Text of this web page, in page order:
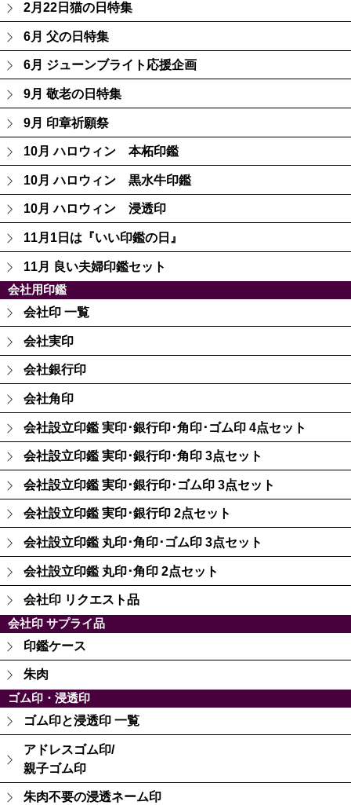
2月22日猫の日特集
6月 父の日特集
6月 ジューンブライト応援企画
9月 敬老の日特集
9月 印章祈願祭
10月 ハロウィン 本柘印鑑
10月 ハロウィン 黒水牛印鑑
10月 ハロウィン 浸透印
11月1日は『いい印鑑の日』
11月 良い夫婦印鑑セット
会社用印鑑
会社印 一覧
会社実印
会社銀行印
会社角印
会社設立印鑑 実印･銀行印･角印･ゴム印 4点セット
会社設立印鑑 実印･銀行印･角印 3点セット
会社設立印鑑 実印･銀行印･ゴム印 3点セット
会社設立印鑑 実印･銀行印 2点セット
会社設立印鑑 丸印･角印･ゴム印 3点セット
会社設立印鑑 丸印･角印 2点セット
会社印 リクエスト品
会社印 サプライ品
印鑑ケース
朱肉
ゴム印・浸透印
ゴム印と浸透印 一覧
アドレスゴム印/
親子ゴム印
朱肉不要の浸透ネーム印